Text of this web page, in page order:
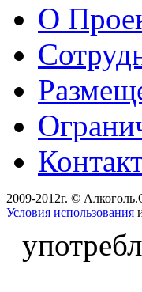
О
2009-2012г. ©
Условия использования